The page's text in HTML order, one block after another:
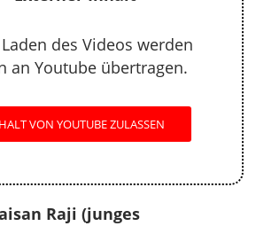
des Videos werden
an Youtube übertragen.
VON YOUTUBE ZULASSEN
Raji (junges